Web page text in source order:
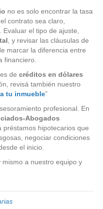
no es solo encontrar la tasa
contrato sea claro,
el tipo de ajuste,
, y revisar las cláusulas de
marcar la diferencia entre
financiero.
de créditos en dólares
revisá también nuestro
tu inmueble”
profesional. En
Abogados
préstamos hipotecarios que
negociar condiciones
el inicio.
mismo a nuestro equipo y